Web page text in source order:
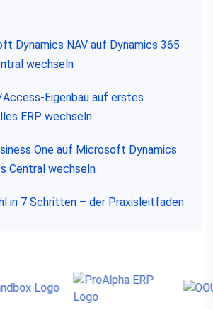
Dynamics NAV auf Dynamics 365
wechseln
Eigenbau auf erstes
ERP wechseln
One auf Microsoft Dynamics
Central wechseln
in 7 Schritten – der Praxisleitfaden